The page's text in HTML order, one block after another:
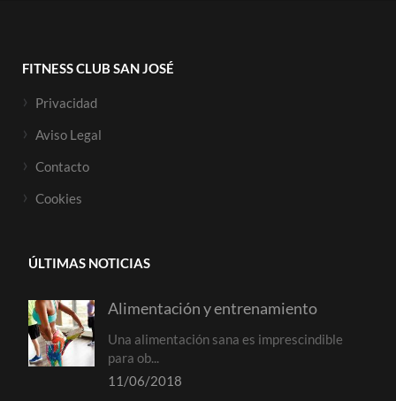
FITNESS CLUB SAN JOSÉ
Privacidad
Aviso Legal
Contacto
Cookies
ÚLTIMAS NOTICIAS
Alimentación y entrenamiento
Una alimentación sana es imprescindible
para ob...
11/06/2018